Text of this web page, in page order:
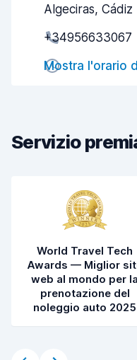
Algeciras, Cádiz
+34956633067
Mostra l'orario
Servizio
World Travel Tech
Awards — Miglior
web al mondo per la
prenotazione del
noleggio auto 2025